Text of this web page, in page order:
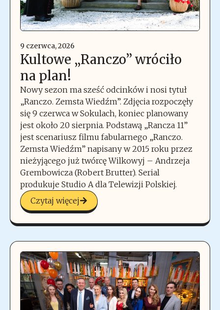
9 czerwca, 2026
Kultowe „Ranczo” wróciło
na plan!
Nowy sezon ma sześć odcinków i nosi tytuł
„Ranczo. Zemsta Wiedźm”. Zdjęcia rozpoczęły
się 9 czerwca w Sokulach, koniec planowany
jest około 20 sierpnia. Podstawą „Rancza 11”
jest scenariusz filmu fabularnego „Ranczo.
Zemsta Wiedźm” napisany w 2015 roku przez
nieżyjącego już twórcę Wilkowyj – Andrzeja
Grembowicza (Robert Brutter). Serial
produkuje Studio A dla Telewizji Polskiej.
Czytaj więcej